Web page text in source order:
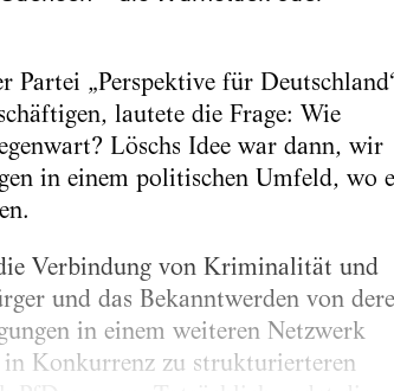
Partei „Perspektive für
lautete die Frage: Wie
Löschs Idee war dann, wir
in einem politischen Umfeld, wo
Verbindung von Kriminalität und
und das Bekanntwerden von
in einem weiteren Netzwerk
in Konkurrenz zu strukturierteren